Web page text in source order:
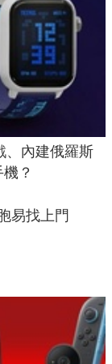
、內建俄羅斯
？
易找上門